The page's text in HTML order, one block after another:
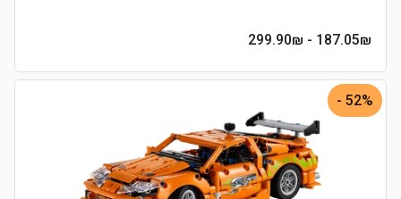
187.05₪
- 299.90₪
52% -